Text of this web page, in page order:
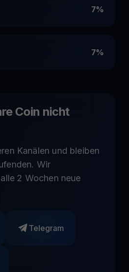
7%
7%
Coin nicht
Kanälen und bleiben
Wir
2 Wochen neue
Telegram